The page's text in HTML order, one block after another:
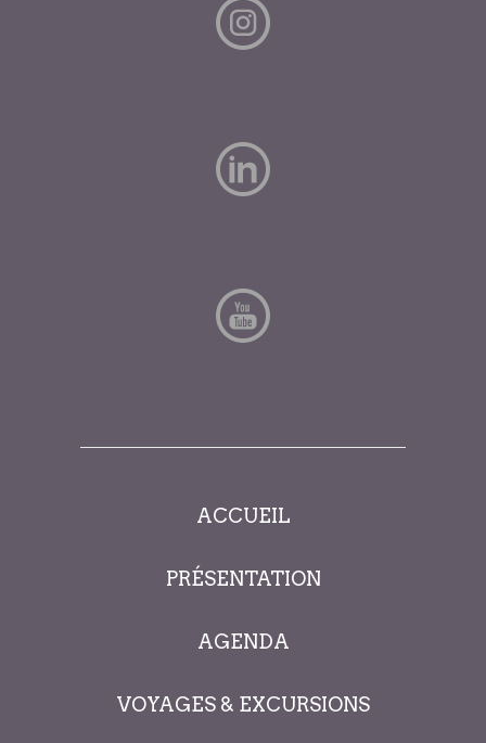
ACCUEIL
PRÉSENTATION
AGENDA
VOYAGES & EXCURSIONS